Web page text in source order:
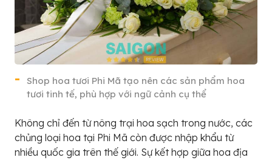
Shop hoa tươi Phi Mã tạo nên các sản phẩm hoa
tươi tinh tế, phù hợp với ngữ cảnh cụ thể
Không chỉ đến từ nông trại hoa sạch trong nước, các
chủng loại hoa tại Phi Mã còn được nhập khẩu từ
nhiều quốc gia trên thế giới. Sự kết hợp giữa hoa địa